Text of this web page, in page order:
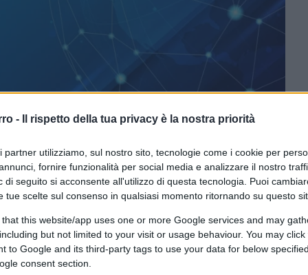
- Il rispetto della tua privacy è la nostra priorità
partner utilizziamo, sul nostro sito, tecnologie come i cookie per
fornire funzionalità per social media e analizzare il nostro
di seguito si acconsente all'utilizzo di questa tecnologia. Puoi
tue scelte sul consenso in qualsiasi momento ritornando su questo
that this website/app uses one or more Google services and may
but not limited to your visit or usage behaviour. You may
to Google and its third-party tags to use your data for below
consent section.
CLICCA QUI
attesa, per quanto si sperava non
avrebbe detto ai suoi clienti europei di
di circostanze “straordinarie” non
l’Ue: se, come sembra, Putin dovesse